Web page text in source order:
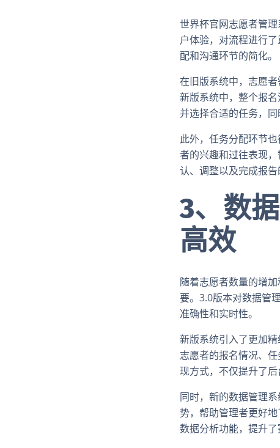
世界杯官网志愿者管
户体验，对流程进行
配和沟通环节的简化。
在旧版系统中，志愿
新版系统中，整个报
并选择合适的任务，
此外，任务分配环节
者的兴趣和过往表现
认、调整以及完成报
3、数
高效
随着志愿者数量的增
要。3.0版本对数据管
准确性和实时性。
新版系统引入了更加
志愿者的报名情况、
现方式，不仅提升了
同时，新的数据管理
势，帮助管理者更好
数据分析功能，提升了